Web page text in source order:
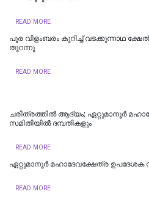
READ MORE
പൂര വിളംബരം കുറിച്ച് വടക്കുന്നാഥ
തുറന്നു
READ MORE
ചരിത്രത്തിൽ ആദ്യം; ഏറ്റുമാനൂർ
സമിതിയില്‍ ദമ്പതികളും
READ MORE
ഏറ്റുമാനൂർ മഹാദേവക്ഷേത്ര ഉപദേശക
READ MORE